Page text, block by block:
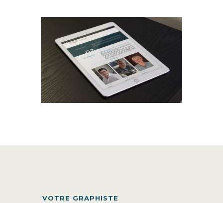
VOTRE GRAPHISTE